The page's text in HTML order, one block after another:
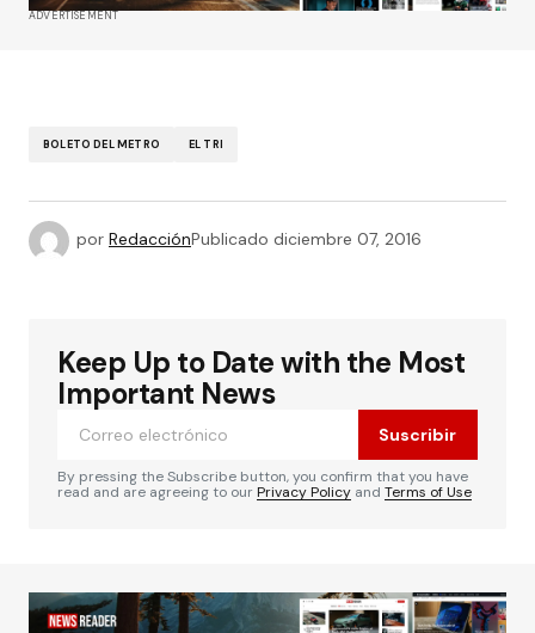
ADVERTISEMENT
BOLETO DEL METRO EL TRI
por RedacciónPublicado diciembre 07, 2016
Keep Up to Date with the Most
Important News
Suscribir
By pressing the Subscribe button, you confirm that you have
read and are agreeing to ourPrivacy Policy and Terms of Use